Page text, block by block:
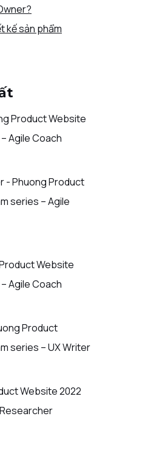
kế sản phẩm
Product Website
Agile Coach
- Phuong Product
series – Agile
Website
Agile Coach
Product
series – UX Writer
Website 2022